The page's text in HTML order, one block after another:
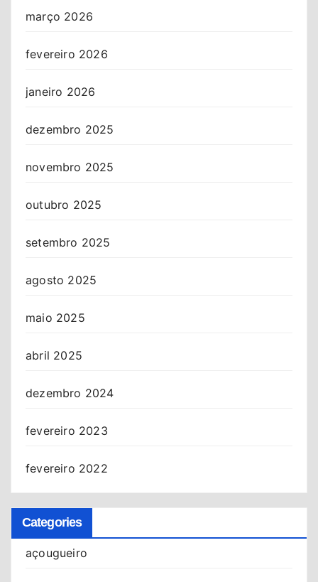
março 2026
fevereiro 2026
janeiro 2026
dezembro 2025
novembro 2025
outubro 2025
setembro 2025
agosto 2025
maio 2025
abril 2025
dezembro 2024
fevereiro 2023
fevereiro 2022
Categories
açougueiro